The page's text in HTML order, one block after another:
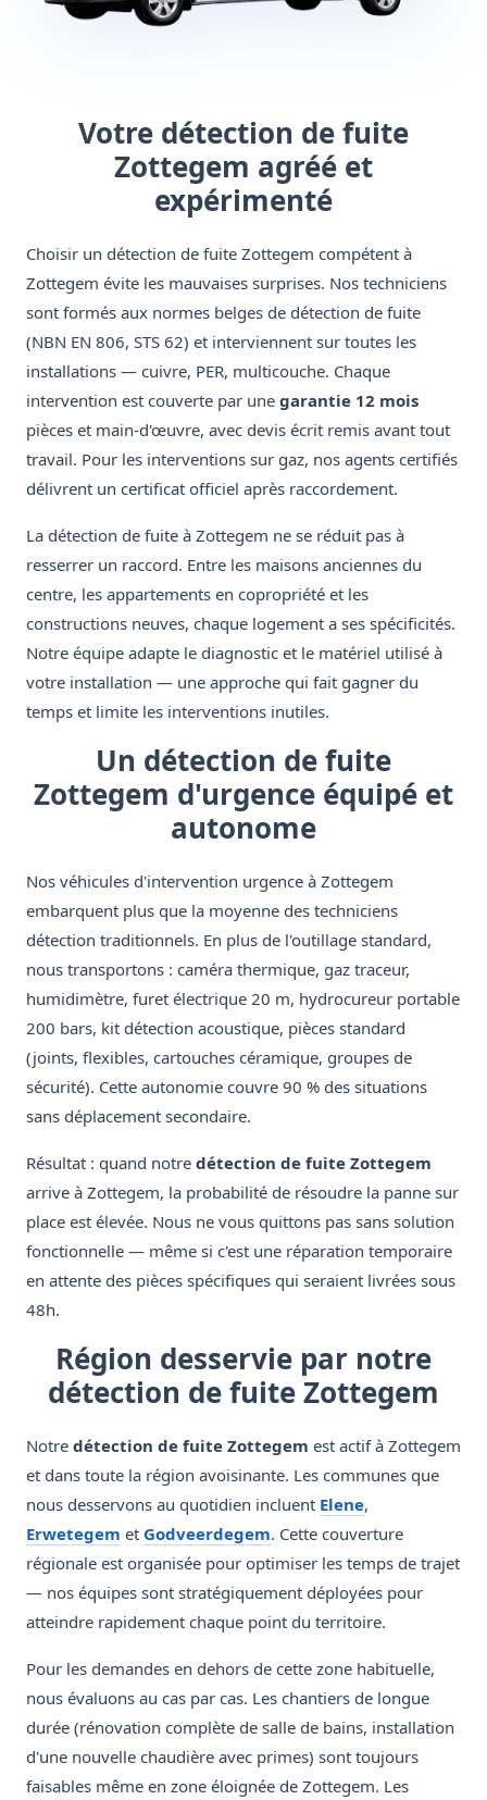
Votre détection de fuite
Zottegem agréé et
expérimenté
Choisir un détection de fuite Zottegem compétent à
Zottegem évite les mauvaises surprises. Nos techniciens
sont formés aux normes belges de détection de fuite
(NBN EN 806, STS 62) et interviennent sur toutes les
installations — cuivre, PER, multicouche. Chaque
intervention est couverte par une garantie 12 mois
pièces et main-d'œuvre, avec devis écrit remis avant tout
travail. Pour les interventions sur gaz, nos agents certifiés
délivrent un certificat officiel après raccordement.
La détection de fuite à Zottegem ne se réduit pas à
resserrer un raccord. Entre les maisons anciennes du
centre, les appartements en copropriété et les
constructions neuves, chaque logement a ses spécificités.
Notre équipe adapte le diagnostic et le matériel utilisé à
votre installation — une approche qui fait gagner du
temps et limite les interventions inutiles.
Un détection de fuite
Zottegem d'urgence équipé et
autonome
Nos véhicules d'intervention urgence à Zottegem
embarquent plus que la moyenne des techniciens
détection traditionnels. En plus de l'outillage standard,
nous transportons : caméra thermique, gaz traceur,
humidimètre, furet électrique 20 m, hydrocureur portable
200 bars, kit détection acoustique, pièces standard
(joints, flexibles, cartouches céramique, groupes de
sécurité). Cette autonomie couvre 90 % des situations
sans déplacement secondaire.
Résultat : quand notre détection de fuite Zottegem
arrive à Zottegem, la probabilité de résoudre la panne sur
place est élevée. Nous ne vous quittons pas sans solution
fonctionnelle — même si c'est une réparation temporaire
en attente des pièces spécifiques qui seraient livrées sous
48h.
Région desservie par notre
détection de fuite Zottegem
Notre détection de fuite Zottegem est actif à Zottegem
et dans toute la région avoisinante. Les communes que
nous desservons au quotidien incluent Elene,
Erwetegem et Godveerdegem. Cette couverture
régionale est organisée pour optimiser les temps de trajet
— nos équipes sont stratégiquement déployées pour
atteindre rapidement chaque point du territoire.
Pour les demandes en dehors de cette zone habituelle,
nous évaluons au cas par cas. Les chantiers de longue
durée (rénovation complète de salle de bains, installation
d'une nouvelle chaudière avec primes) sont toujours
faisables même en zone éloignée de Zottegem. Les